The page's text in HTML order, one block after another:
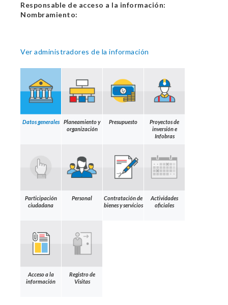
Responsable de acceso a la información:
Nombramiento:
Ver administradores de la información
Datos generales
Planeamiento y
organización
Presupuesto
Proyectos de
inversión e
Infobras
Participación
ciudadana
Personal
Contratación de
bienes y servicios
Actividades
oficiales
Acceso a la
información
Registro de
Visitas